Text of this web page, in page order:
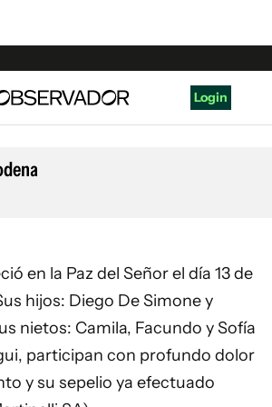
Login
en la Paz del Señor el día 13 de
hijos: Diego De Simone y
nietos: Camila, Facundo y Sofía
participan con profundo dolor
y su sepelio ya efectuado